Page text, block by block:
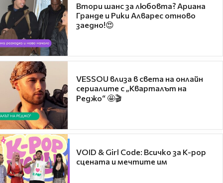
Втори шанс за любовта? Ариана
Гранде и Рики Алварес отново
заедно!😍
VESSOU влиза в света на онлайн
сериалите с „Кварталът на
Реджо“ 🤩🎬
VOID & Girl Code: Всичко за K-pop
сцената и мечтите им